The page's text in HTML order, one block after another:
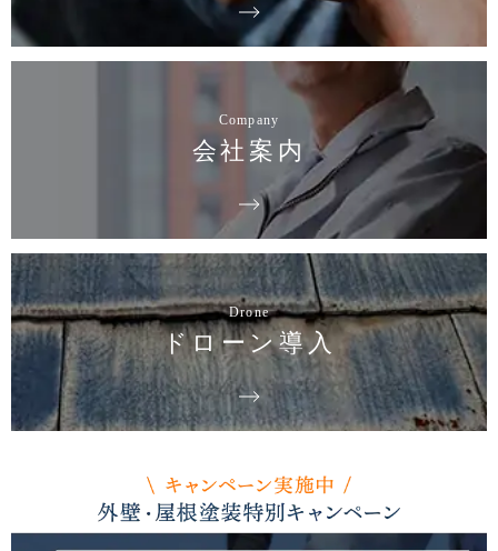
Company
会社案内
Drone
ドローン導入